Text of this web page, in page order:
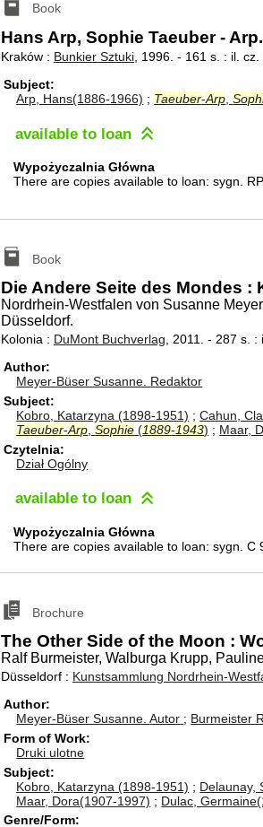
Book
Hans Arp, Sophie Taeuber - Arp.
Kraków : Bunkier Sztuki , 1996. - 161 s. : il. cz.
Subject
Arp, Hans(1886-1966)
Taeuber-Arp ,
available to loan
Wypożyczalnia Główna
There are copies available to loan:sygn.
Book
Die Andere Seite des Mondes
Nordrhein-Westfalen von Susanne
Düsseldorf.
Kolonia : DuMont Buchverlag , 2011. - 287 s. :
Author
Meyer-Büser Susanne. Redaktor
Subject
Kobro, Katarzyna (1898-1951)
Cahun,
Taeuber-Arp ,Sophie (1889-1943) Maar,
Czytelnia
Dział Ogólny
available to loan
Wypożyczalnia Główna
There are copies available to loan:sygn. C
Brochure
The Other Side of the Moon :
Ralf Burmeister, Walburga Krupp,
Düsseldorf : Kunstsammlung Nordrhein-
Author
Meyer-Büser Susanne.Autor Burmeister
Form of Work
Druki ulotne
Subject
Kobro, Katarzyna (1898-1951)
Delaunay,
Maar, Dora(1907-1997)
Dulac,
Genre/Form